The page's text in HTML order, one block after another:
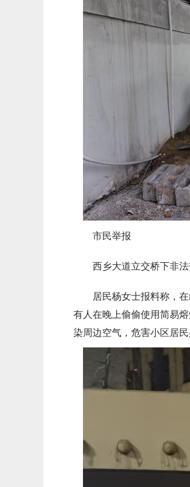
市民举报
西乡大道立交桥下非
居民杨女士报料称，
有人在晚上偷偷使用简易
染周边空气，危害小区居民